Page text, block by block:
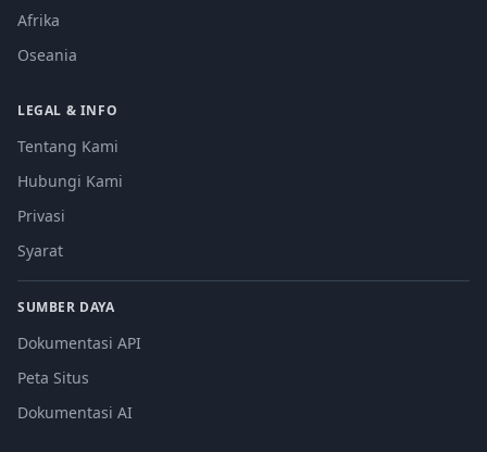
Afrika
Oseania
LEGAL & INFO
Tentang Kami
Hubungi Kami
Privasi
Syarat
SUMBER DAYA
Dokumentasi API
Peta Situs
Dokumentasi AI